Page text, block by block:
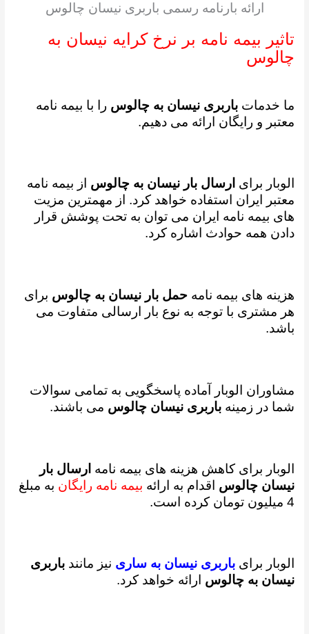
ارائه بارنامه رسمی باربری نیسان چالوس
تاثیر بیمه نامه بر نرخ کرایه نیسان به
چالوس
ما خدماتباربری نیسان به چالوس را با بیمه نامه
معتبر و رایگان ارائه می دهیم.
الوبار برای ارسال بار نیسان به چالوس از بیمه نامه
معتبر ایران استفاده خواهد کرد. از مهمترین مزیت
های بیمه نامه ایران می توان به تحت پوشش قرار
دادن همه حوادث اشاره کرد.
هزینه های بیمه نامهحمل بار نیسان به چالوس برای
هر مشتری با توجه به نوع بار ارسالی متفاوت می
باشد.
مشاوران الوبار آماده پاسخگویی به تمامی سوالات
شما در زمینهباربری نیسان چالوس می باشند.
الوبار برای کاهش هزینه های بیمه نامه ارسال بار
نیسان چالوس اقدام به ارائه بیمه نامه رایگان به مبلغ
4 میلیون تومان کرده است.
الوبار برایباربری نیسان به ساری نیز مانندباربری
نیسان به چالوس ارائه خواهد کرد.